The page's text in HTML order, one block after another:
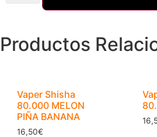
Productos
Vaper Shisha
80.000 MELON
PIÑA BANANA
16,50€